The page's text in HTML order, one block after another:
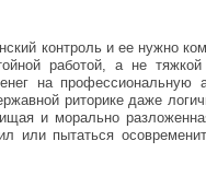
контроль и ее нужно
работой, а не
на
риторике даже
и морально
или пытаться